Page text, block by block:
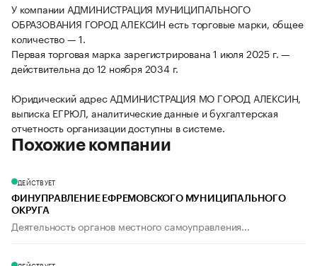
У компании АДМИНИСТРАЦИЯ МУНИЦИПАЛЬНОГО
ОБРАЗОВАНИЯ ГОРОД АЛЕКСИН есть торговые марки, общее
количество — 1.
Первая торговая марка зарегистрирована 1 июля 2025 г. —
действительна до 12 ноября 2034 г.
Юридический адрес АДМИНИСТРАЦИЯ МО ГОРОД АЛЕКСИН,
выписка ЕГРЮЛ, аналитические данные и бухгалтерская
отчетность организации доступны в системе.
Похожие компании
ДЕЙСТВУЕТ
ФИНУПРАВЛЕНИЕ ЕФРЕМОВСКОГО МУНИЦИПАЛЬНОГО
ОКРУГА
Деятельность органов местного самоуправления...